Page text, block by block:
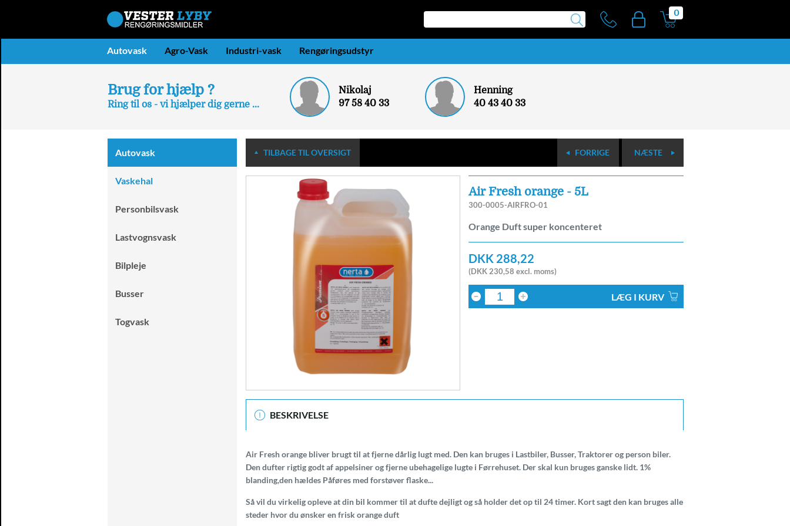
0
Autovask Agro-Vask Industri-vask Rengøringsudstyr
Brug for hjælp ?
Ring til os - vi hjælper dig gerne ...
Nikolaj
97 58 40 33
Henning
40 43 40 33
Autovask
Vaskehal
Personbilsvask
Lastvognsvask
Bilpleje
Busser
Togvask
TILBAGE TIL OVERSIGT NÆSTE
FORRIGE
Air Fresh orange - 5L
300-0005-AIRFRO-01
Orange Duft super koncenteret
DKK 288,22
(DKK 230,58 excl. moms)
LÆG I KURV
BESKRIVELSE
Air Fresh orange bliver brugt til at fjerne dårlig lugt med. Den kan bruges i Lastbiler, Busser, Traktorer og person biler.
Den dufter rigtig godt af appelsiner og fjerne ubehagelige lugte i Førrehuset. Der skal kun bruges ganske lidt. 1%
blanding,den hældes Påføres med forstøver flaske...
Så vil du virkelig opleve at din bil kommer til at dufte dejligt og så holder det op til 24 timer. Kort sagt den kan bruges alle
steder hvor du ønsker en frisk orange duft